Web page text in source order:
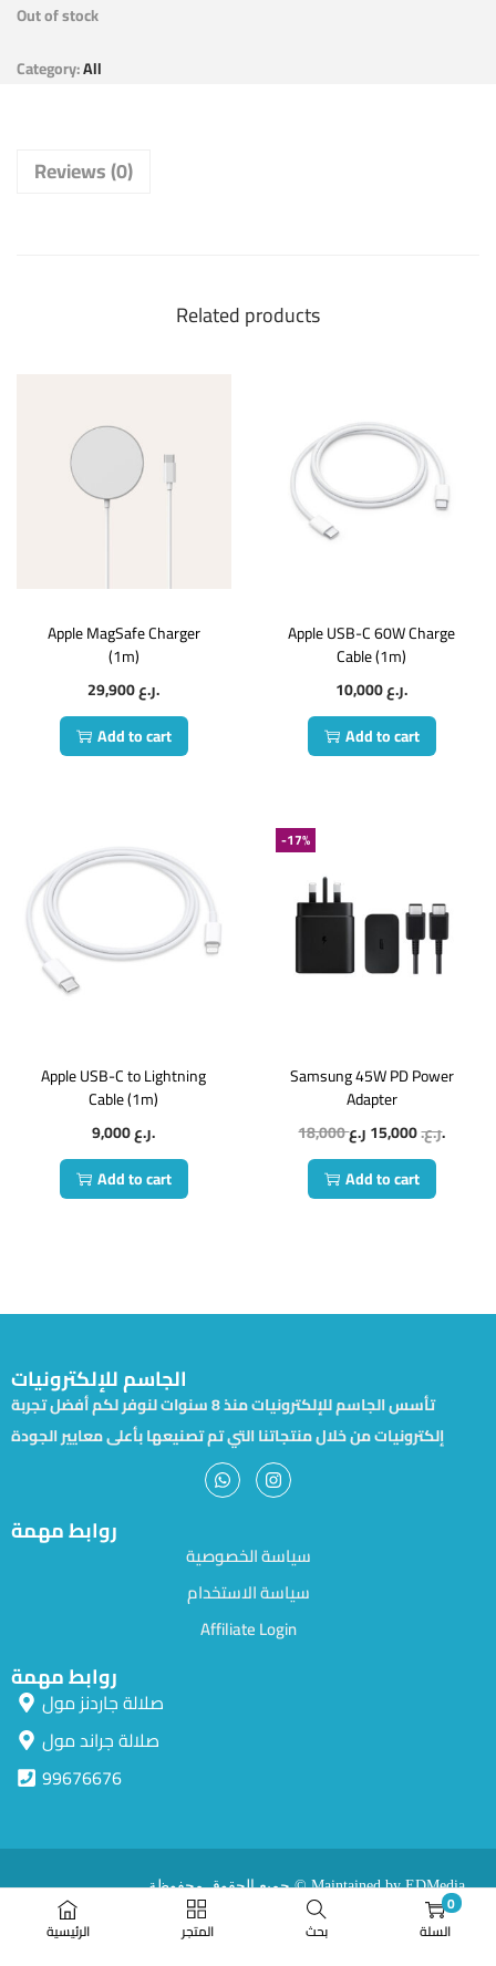
Out of stock
Category:All
Reviews (0)
Related products
Apple MagSafe Charger
(1m)
29,900
ر.ع.
Add to cart
Apple USB-C 60W Charge
Cable (1m)
10,000
ر.ع.
Add to cart
Apple USB-C to Lightning
Cable (1m)
9,000
ر.ع.
Add to cart
-17%
Samsung 45W PD Power
Adapter
18,000
ر.ع.15,000
ر.ع.
Add to cart
الرئيسية المتجر بحث
0
السلة
الجاسم للإلكترونيات
تأسس الجاسم للإلكترونيات منذ 8 سنوات لنوفر لكم أفضل تجربة
إلكترونيات من خلال منتجاتنا التي تم تصنيعها بأعلى معايير الجودة
روابط مهمة
سياسة الخصوصية
سياسة الاستخدام
Affiliate Login
روابط مهمة
صلالة جاردنز مول
صلالة جراند مول
99676676
جميع الحقوق محفوظة © Maintained by EDMedia.